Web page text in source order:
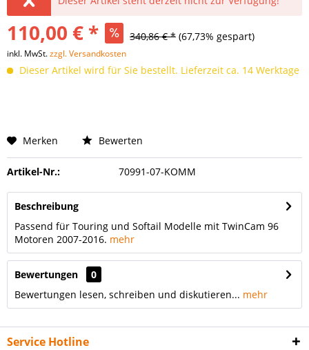
110,00 € * 340,86 € * (67,73% gespart)
inkl. MwSt.zzgl. Versandkosten
Dieser Artikel wird für Sie bestellt. Lieferzeit ca. 14 Werktage
Merken Bewerten
Artikel-Nr.: 70991-07-KOMM
Beschreibung
Passend für Touring und Softail Modelle mit TwinCam 96
Motoren 2007-2016. mehr
Bewertungen
0
Bewertungen lesen, schreiben und diskutieren... mehr
Service Hotline